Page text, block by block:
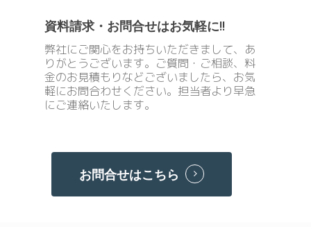
資料請求・お問合せはお気軽に!!
弊社にご関心をお持ちいただきまして、あ
りがとうございます。ご質問・ご相談、料
金のお見積もりなどございましたら、お気
軽にお問合わせください。担当者より早急
にご連絡いたします。
お問合せはこちら